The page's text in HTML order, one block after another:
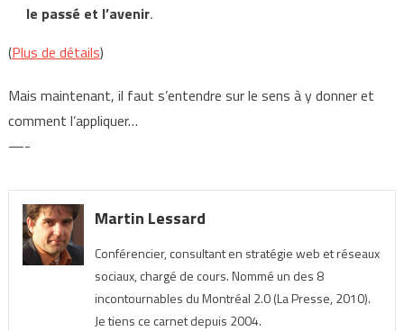
le passé et l’avenir.
(Plus de détails)
Mais maintenant, il faut s’entendre sur le sens à y donner et
comment l’appliquer…
—-
Martin Lessard
Conférencier, consultant en stratégie web et réseaux
sociaux, chargé de cours. Nommé un des 8
incontournables du Montréal 2.0 (La Presse, 2010).
Je tiens ce carnet depuis 2004.